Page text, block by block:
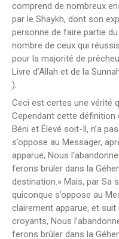
comprend de nombreux
par le Shaykh, dont son
personne de faire partie
nombre de ceux qui
pour la majorité de
Livre d’Allah et de la
).
Ceci est certes une vérité
Cependant cette définition
Béni et Élevé soit-Il, n’a
s’oppose au Messager,
apparue, Nous
ferons brüler dans la
destination.» Mais, par Sa
quiconque s’oppose au
clairement apparue, et
croyants, Nous
ferons brûler dans la